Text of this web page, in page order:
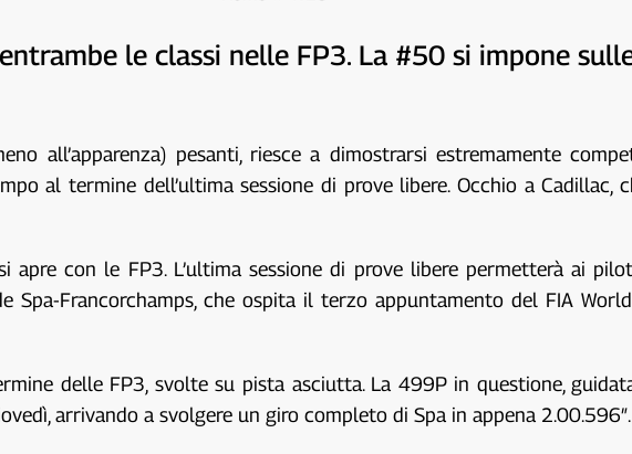
le classi nelle FP3. La #50 si impone
all’apparenza) pesanti, riesce a dimostrarsi estremamente
al termine dell’ultima sessione di prove libere. Occhio a Cadillac,
apre con le FP3. L’ultima sessione di prove libere permetterà ai
Francorchamps, che ospita il terzo appuntamento del FIA
delle FP3, svolte su pista asciutta. La 499P in questione,
arrivando a svolgere un giro completo di Spa in appena 2.00.596″.